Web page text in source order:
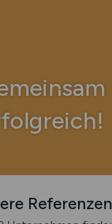
Referenzen